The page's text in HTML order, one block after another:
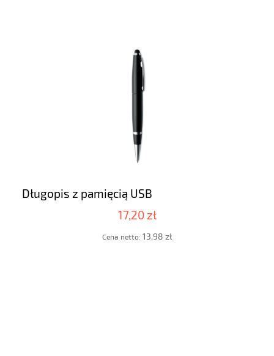
Długopis z pamięcią USB
17,20 zł
Cena netto: 13,98 zł